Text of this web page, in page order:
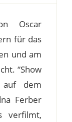
Oscar
für das
und am
“Show
dem
Ferber
verfilmt,